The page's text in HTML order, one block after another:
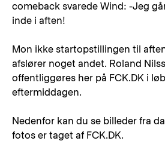
comeback svarede Wind: -Jeg
inde i aften!
Mon ikke startopstillingen til
afslører noget andet. Roland
offentliggøres her på FCK.DK i
eftermiddagen.
Nedenfor kan du se billeder fra
fotos er taget af FCK.DK.